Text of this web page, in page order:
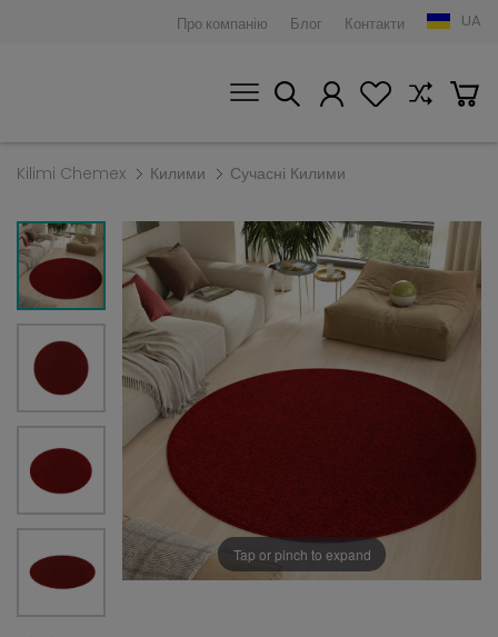
Про компанію Блог Контакти UA
Kilimi Chemex Килими Сучасні Килими
Tap or pinch to expand